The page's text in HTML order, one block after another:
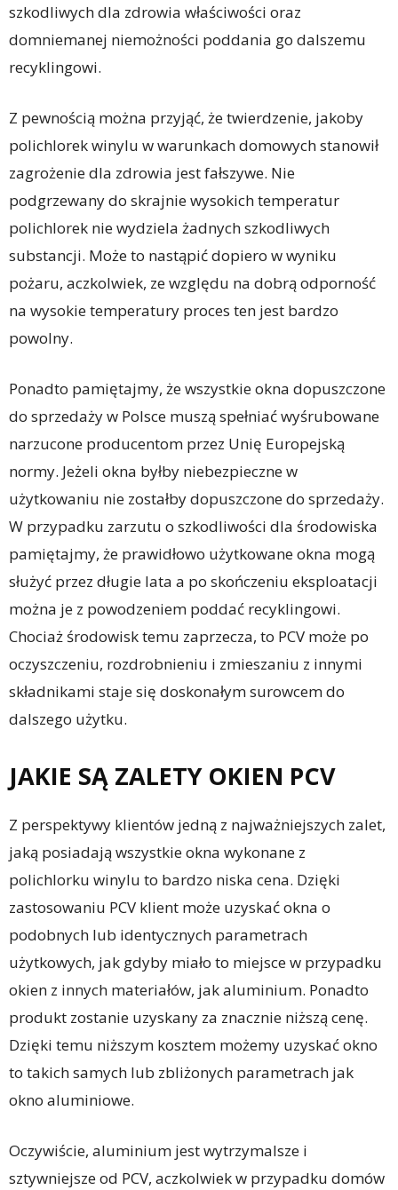
szkodliwych dla zdrowia właściwości oraz
domniemanej niemożności poddania go dalszemu
recyklingowi.
Z pewnością można przyjąć, że twierdzenie, jakoby
polichlorek winylu w warunkach domowych stanowił
zagrożenie dla zdrowia jest fałszywe. Nie
podgrzewany do skrajnie wysokich temperatur
polichlorek nie wydziela żadnych szkodliwych
substancji. Może to nastąpić dopiero w wyniku
pożaru, aczkolwiek, ze względu na dobrą odporność
na wysokie temperatury proces ten jest bardzo
powolny.
Ponadto pamiętajmy, że wszystkie okna dopuszczone
do sprzedaży w Polsce muszą spełniać wyśrubowane
narzucone producentom przez Unię Europejską
normy. Jeżeli okna byłby niebezpieczne w
użytkowaniu nie zostałby dopuszczone do sprzedaży.
W przypadku zarzutu o szkodliwości dla środowiska
pamiętajmy, że prawidłowo użytkowane okna mogą
służyć przez długie lata a po skończeniu eksploatacji
można je z powodzeniem poddać recyklingowi.
Chociaż środowisk temu zaprzecza, to PCV może po
oczyszczeniu, rozdrobnieniu i zmieszaniu z innymi
składnikami staje się doskonałym surowcem do
dalszego użytku.
JAKIE SĄ ZALETY OKIEN PCV
Z perspektywy klientów jedną z najważniejszych zalet,
jaką posiadają wszystkie okna wykonane z
polichlorku winylu to bardzo niska cena. Dzięki
zastosowaniu PCV klient może uzyskać okna o
podobnych lub identycznych parametrach
użytkowych, jak gdyby miało to miejsce w przypadku
okien z innych materiałów, jak aluminium. Ponadto
produkt zostanie uzyskany za znacznie niższą cenę.
Dzięki temu niższym kosztem możemy uzyskać okno
to takich samych lub zbliżonych parametrach jak
okno aluminiowe.
Oczywiście, aluminium jest wytrzymalsze i
sztywniejsze od PCV, aczkolwiek w przypadku domów